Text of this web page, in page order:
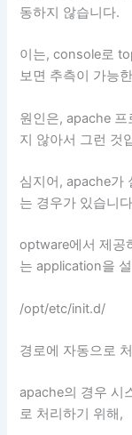
동하지 않습니다.
이는, console로
보면 추측이 가능
원인은, apache
지 않아서 그런 것
심지어, apache가
는 경우가 있습니
optware에서 제공
는 application을
/opt/etc/init.d/
경로에 자동으로
apache의 경우 시
로 처리하기 위해,